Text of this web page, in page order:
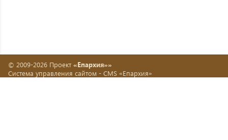
© 2009-2026 Проект «Епархия»»
Система управления сайтом - CMS «Епархия»